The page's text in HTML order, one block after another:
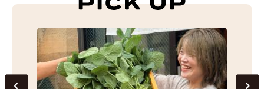
東京発銘柄豚 TOKYO X しゃぶしゃぶセット
八丈島産有機レモン黒酢と万能調味料のセット
おつかれさまカレーセット
フロマージュ・デュ・テロワールのチーズセット
東京の老舗メーカー・トキハソースの厳選ソースセット